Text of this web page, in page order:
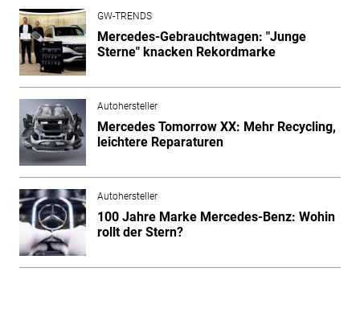
GW-TRENDS
Mercedes-Gebrauchtwagen: "Junge
Sterne" knacken Rekordmarke
Autohersteller
Mercedes Tomorrow XX: Mehr Recycling,
leichtere Reparaturen
Autohersteller
100 Jahre Marke Mercedes-Benz: Wohin
rollt der Stern?